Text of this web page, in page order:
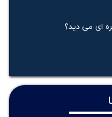
ای می دید؟